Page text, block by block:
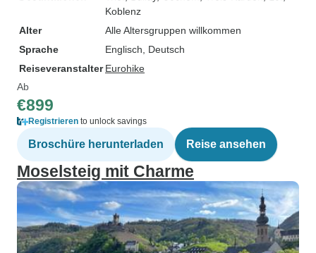
Koblenz
Alter
Alle Altersgruppen willkommen
Sprache
Englisch, Deutsch
Reiseveranstalter Eurohike
Ab
€899
Registrieren to unlock savings
Broschüre herunterladen Reise ansehen
Moselsteig mit Charme